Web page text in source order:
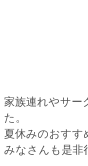
家族連れやサー
た。
夏休みのおす
みなさんも是非